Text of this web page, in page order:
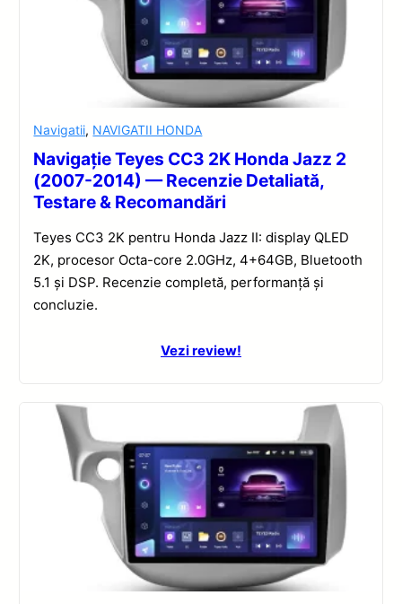
Navigatii, NAVIGATII HONDA
Navigație Teyes CC3 2K Honda Jazz 2
(2007-2014) — Recenzie Detaliată,
Testare & Recomandări
Teyes CC3 2K pentru Honda Jazz II: display QLED
2K, procesor Octa-core 2.0GHz, 4+64GB, Bluetooth
5.1 și DSP. Recenzie completă, performanță și
concluzie.
Vezi review!